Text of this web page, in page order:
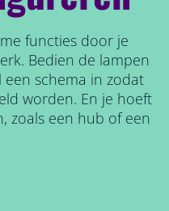
functies door je
Bedien de lampen
een schema in zodat
worden. En je hoeft
zoals een hub of een